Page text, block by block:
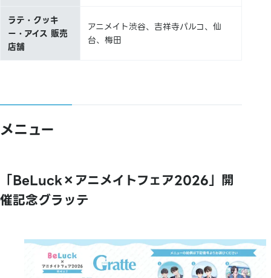
ラテ・クッキ
ー・アイス 販売
店舗
アニメイト渋谷、吉祥寺パルコ、仙
台、梅田
メニュー
「BeLuck×アニメイトフェア2026」開
催記念グラッテ